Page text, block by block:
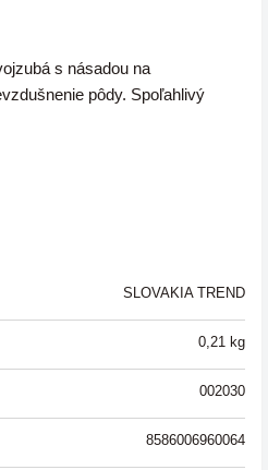
s násadou na
pôdy. Spoľahlivý
SLOVAKIA TREND
0,21 kg
002030
8586006960064